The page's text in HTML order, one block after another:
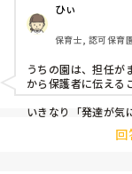
ひぃ
保育士, 認可保育
うちの園は、担任が
から保護者に伝える
いきなり「発達が気
うと思うので「最
らかく伝えるように
回